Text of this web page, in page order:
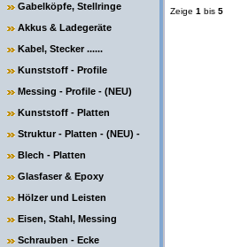
Gabelköpfe, Stellringe
Akkus & Ladegeräte
Kabel, Stecker ......
Kunststoff - Profile
Messing - Profile - (NEU)
Kunststoff - Platten
Struktur - Platten - (NEU) -
Blech - Platten
Glasfaser & Epoxy
Hölzer und Leisten
Eisen, Stahl, Messing
Schrauben - Ecke
Zeige 1 bis 5